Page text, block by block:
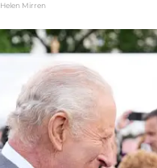
Helen Mirren